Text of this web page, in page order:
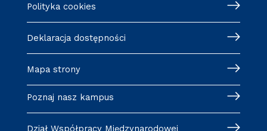
Polityka cookies
Deklaracja dostępności
Mapa strony
Poznaj nasz kampus
Dział Współpracy Międzynarodowej